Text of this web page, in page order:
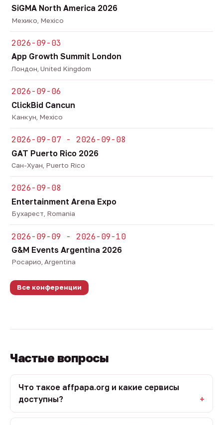
SiGMA North America 2026
Мехико, Mexico
2026-09-03
App Growth Summit London
Лондон, United Kingdom
2026-09-06
ClickBid Cancun
Канкун, Mexico
2026-09-07 - 2026-09-08
GAT Puerto Rico 2026
Сан-Хуан, Puerto Rico
2026-09-08
Entertainment Arena Expo
Бухарест, Romania
2026-09-09 - 2026-09-10
G&M Events Argentina 2026
Росарио, Argentina
Все конференции
Частые вопросы
Что такое affpapa.org и какие сервисы
доступны?